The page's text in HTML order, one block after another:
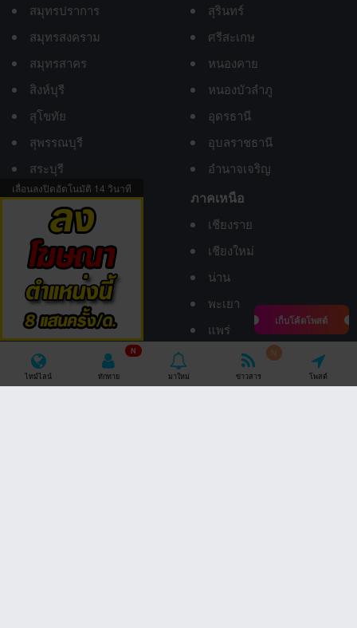
เก็บโค้ดโพสต์
ไทม์ไลน์
N
ทักทาย มาใหม่
N
ข่าวสาร โพสต์
เลื่อนลงปิดอัตโนมัติ 13 วินาที
สมุทรปราการ
สมุทรสงคราม
สมุทรสาคร
สิงห์บุรี
สุโขทัย
สุพรรณบุรี
สระบุรี
อ่างทอง
อุทัยธานี
สุรินทร์
ศรีสะเกษ
หนองคาย
หนองบัวลำภู
อุดรธานี
อุบลราชธานี
อำนาจเจริญ
ภาคเหนือ
เชียงราย
เชียงใหม่
น่าน
พะเยา
แพร่
แม่ฮ่องสอน
ลำปาง